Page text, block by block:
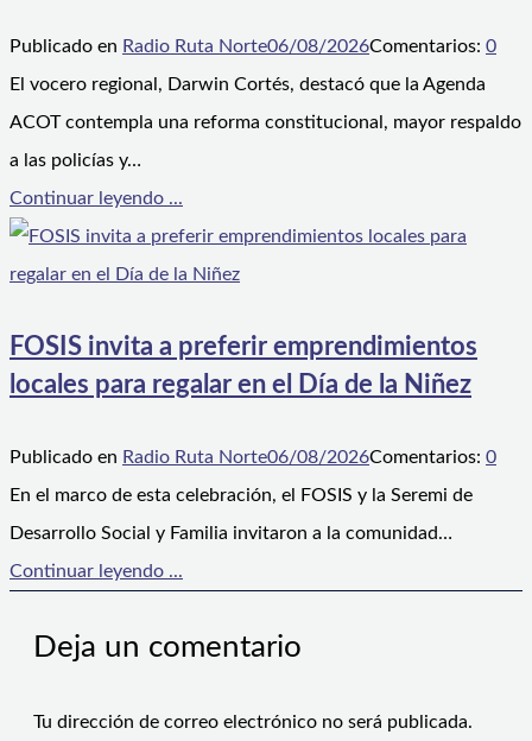
Publicado en Radio Ruta Norte06/08/2026Comentarios: 0
El vocero regional, Darwin Cortés, destacó que la Agenda
ACOT contempla una reforma constitucional, mayor respaldo
a las policías y…
Continuar leyendo ...
FOSIS invita a preferir emprendimientos
locales para regalar en el Día de la Niñez
Publicado en Radio Ruta Norte06/08/2026Comentarios: 0
En el marco de esta celebración, el FOSIS y la Seremi de
Desarrollo Social y Familia invitaron a la comunidad…
Continuar leyendo ...
Deja un comentario
Tu dirección de correo electrónico no será publicada.